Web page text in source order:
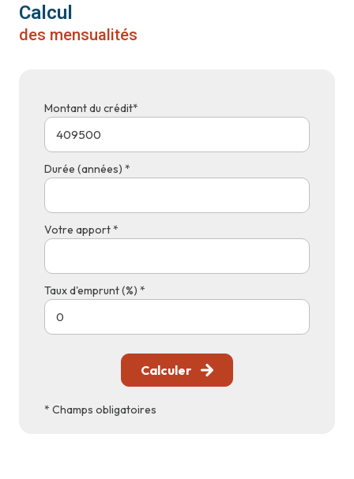
Calcul
des mensualités
Montant du crédit*
Durée (années) *
Votre apport *
Taux d'emprunt (%) *
Calculer
* Champs obligatoires